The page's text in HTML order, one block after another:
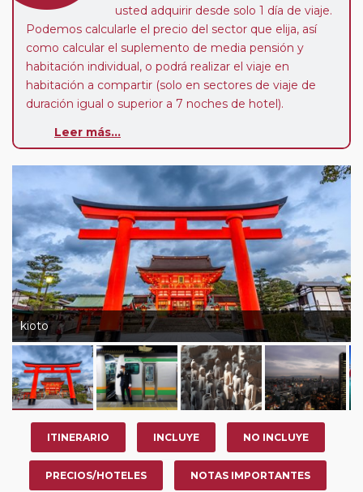
usted adquirir desde solo 1 día de viaje.
Podemos calcularle el precio del sector que elija, así
como calcular el suplemento de media pensión y
habitación individual, o podrá realizar el viaje en
habitación a compartir (solo en sectores de viaje de
duración igual o superior a 7 noches de hotel).
año, ofrece a los pasajeros que ya hayan viajado con
nuestro Club de Pasajeros (cuya obtención se realiza
tras rellenar el cuestionario de satisfacción en "Mi viaje")
o los que estén en luna de miel contarán con un
descuento del 5%.
Leer más...
kioto
ITINERARIO INCLUYE NO INCLUYE
PRECIOS/HOTELES NOTAS IMPORTANTES